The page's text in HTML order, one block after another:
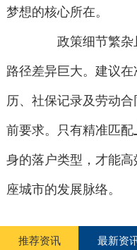
梦想的核心所在。
政策细节繁杂
路径差异巨大。建议
历、社保记录及劳动
前要求。只有精准匹配
身的落户类型，才能
座城市的发展脉络。
推荐资讯 最新资